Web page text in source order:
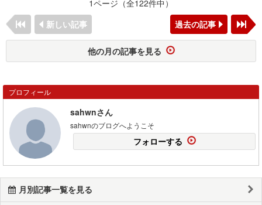
1ページ（全122件中）
新しい記事
過去の記事
他の月の記事を見る
プロフィール
sahwnさん
sahwnのブログへようこそ
フォローする
月別記事一覧を見る